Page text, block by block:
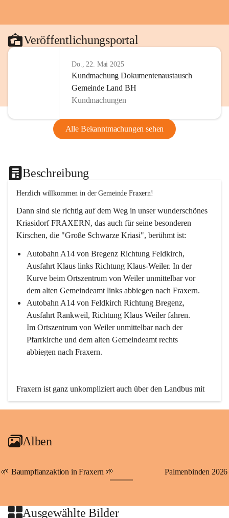
Veröffentlichungsportal
Do., 22. Mai 2025
Kundmachung Dokumentenaustausch
Gemeinde Land BH
Kundmachungen
Alle Bekanntmachungen sehen
Beschreibung
Herzlich willkommen in der Gemeinde Fraxern!
Dann sind sie richtig auf dem Weg in unser wunderschönes
Kriasidorf FRAXERN, das auch für seine besonderen
Kirschen, die "Große Schwarze Kriasi", berühmt ist:
Autobahn A14 von Bregenz Richtung Feldkirch,
Ausfahrt Klaus links Richtung Klaus-Weiler. In der
Kurve beim Ortszentrum von Weiler unmittelbar vor
dem alten Gemeindeamt links abbiegen nach Fraxern.
Autobahn A14 von Feldkirch Richtung Bregenz,
Ausfahrt Rankweil, Richtung Klaus Weiler fahren.
Im Ortszentrum von Weiler unmittelbar nach der
Pfarrkirche und dem alten Gemeindeamt rechts
abbiegen nach Fraxern.
Fraxern ist ganz unkompliziert auch über den Landbus mit
den öffentlichen Verkehrsmitteln zu erreichen. Die Linie
An Samstagen, Sonn- und Feiertagen können Sie bequem
persönlichen Linienbus zur gewünschten Zeit zu Ihrer
Haltestelle bestellen. Sowohl von Weiler kommend nach
beide Fahrten Weiler-Fraxern-Weiler.
Alben
🌱 Baumpflanzaktion in Fraxern 🌱 Palmenbinden 2026
Ausgewählte Bilder